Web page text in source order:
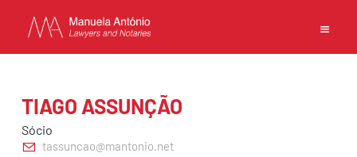
EN
TIAGO ASSUNÇÃO
Sócio
tassuncao@mantonio.net